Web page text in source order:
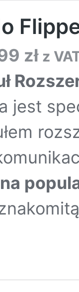
zł z
jest